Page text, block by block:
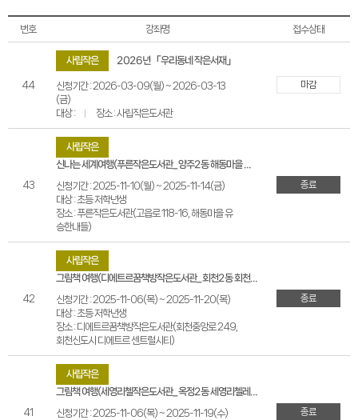
번호 강좌명 접수상태
44
사립작은 2026년 「우리동네 작은서재」
신청기간 : 2026-03-09(월) ~ 2026-03-13
(금)
대상 :
장소 : 사립작은도서관
마감
43
사립작은
신나는 세계여행(푸른작은도서관_양주2동 해동마을 유승한내들)
신청기간 : 2025-11-10(월) ~ 2025-11-14(금)
대상 : 초등 저학년생
장소 : 푸른작은도서관(고읍로 118-16, 해동마을 유
승한내들)
종료
42
사립작은
그림책 여행(디에트르꿈책방작은도서관_회천2동 회천신도시디에트르센트럴시티)
신청기간 : 2025-11-06(목) ~ 2025-11-20(목)
대상 : 초등 저학년생
장소 : 디에트르꿈책방작은도서관(회천중앙로 249,
회천신도시 디에트르 센트럴시티)
종료
41
사립작은
그림책 여행(세영리첼작은도서관_옥정2동 세영리첼레이크파크)
신청기간 : 2025-11-06(목) ~ 2025-11-19(수)
종료